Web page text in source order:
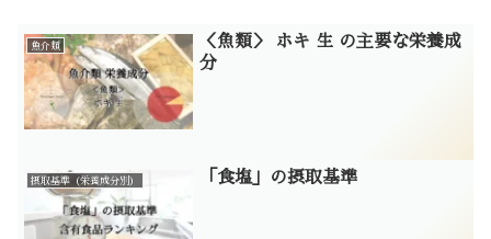
魚介類
＜魚類＞ ホキ 生 の主要な栄養成
分
摂取基準（栄養成分別） 「食塩」の摂取基準